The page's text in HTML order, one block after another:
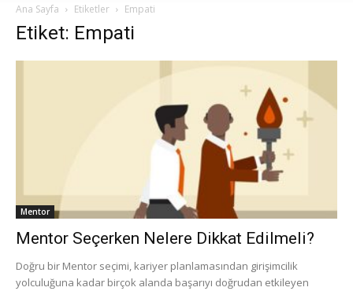
Ana Sayfa Etiketler Empati
Etiket: Empati
Mentor
Mentor Seçerken Nelere Dikkat Edilmeli?
Doğru bir Mentor seçimi, kariyer planlamasından girişimcilik
yolculuğuna kadar birçok alanda başarıyı doğrudan etkileyen